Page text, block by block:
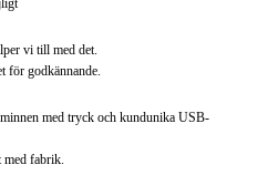
vi till med det.
för godkännande.
med tryck och kundunika USB-
med fabrik.